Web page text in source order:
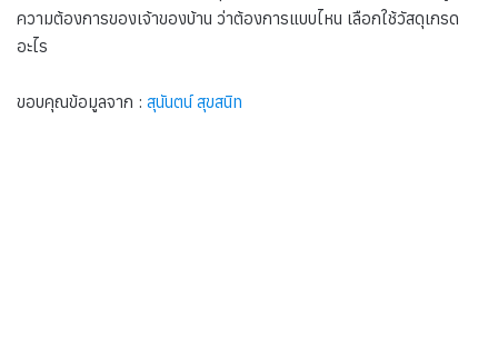
ความต้องการของเจ้าของบ้าน ว่าต้องการแบบไหน เลือกใช้วัสดุเกรด
อะไร
ขอบคุณข้อมูลจาก : สุนันตน์ สุขสนิท